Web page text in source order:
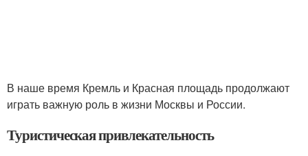
В наше время Кремль и Красная площадь продолжают
играть важную роль в жизни Москвы и России.
Туристическая привлекательность